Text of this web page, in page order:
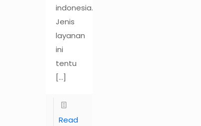
indonesia.
Jenis
layanan
ini
tentu
[…]
Read